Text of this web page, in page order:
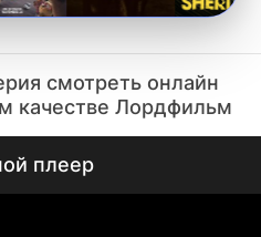
смотреть онлайн
качестве Лордфильм
плеер